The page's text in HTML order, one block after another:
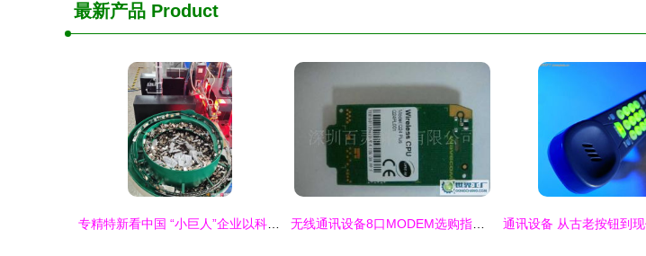
最新产品 Product